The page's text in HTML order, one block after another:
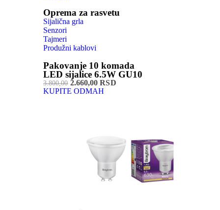
Oprema za rasvetu
Sijalična grla
Senzori
Tajmeri
Produžni kablovi
Pakovanje 10 komada
LED sijalice 6.5W GU10
3.800,002.660,00 RSD
KUPITE ODMAH